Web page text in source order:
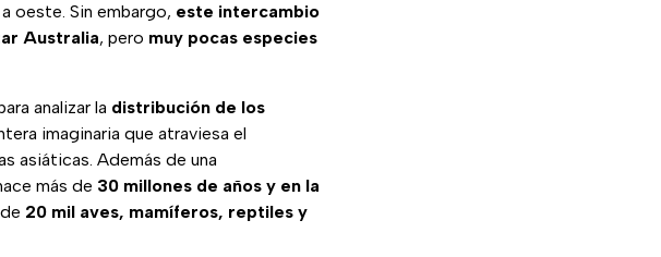
oeste. Sin embargo, este intercambio
Australia, pero muy pocas especies
analizar la distribución de los
imaginaria que atraviesa el
asiáticas. Además de una
más de 30 millones de años y en la
20 mil aves, mamíferos, reptiles y